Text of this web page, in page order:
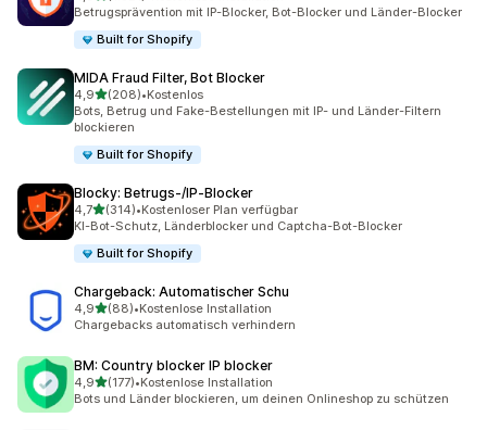
Betrugsprävention mit IP-Blocker, Bot-Blocker und Länder-Blocker
Built for Shopify
MIDA Fraud Filter, Bot Blocker
4,9von 5 Sternen
(208)
208 Rezensionen insgesamt
•Kostenlos
Bots, Betrug und Fake-Bestellungen mit IP- und Länder-Filtern
blockieren
Built for Shopify
Blocky: Betrugs‑/IP‑Blocker
4,7von 5 Sternen
(314)
314 Rezensionen insgesamt
•Kostenloser Plan verfügbar
KI-Bot-Schutz, Länderblocker und Captcha-Bot-Blocker
Built for Shopify
Chargeback: Automatischer Schu
4,9von 5 Sternen
(88)
88 Rezensionen insgesamt
•Kostenlose Installation
Chargebacks automatisch verhindern
BM: Country blocker IP blocker
4,9von 5 Sternen
(177)
177 Rezensionen insgesamt
•Kostenlose Installation
Bots und Länder blockieren, um deinen Onlineshop zu schützen